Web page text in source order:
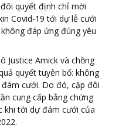
quyết định chỉ mời
Covid-19 tới dự lễ cưới
đáp ứng đúng yêu
Justice Amick và chồng
quyết tuyên bố: không
cưới. Do đó, cặp đôi
cung cấp bằng chứng
khi tới dự đám cưới của